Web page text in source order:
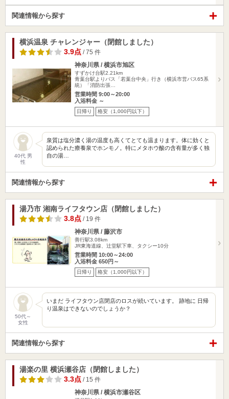
関連情報から探す
横浜温泉 チャレンジャー（閉館しました）
3.9点 / 75 件
神奈川県 / 横浜市旭区
すずかけ台駅2.21km
青葉台駅よりバス「若葉台中央」行き（横浜市営バス65系
統）「消防出張…
営業時間 9:00～20:00
入浴料金 ～
日帰り 格安（1,000円以下）
40代 男
性
泉質は塩分濃く湯の温度も高くてとても温まります。体に効くと
認められた療養泉でホンモノ。特にメタホウ酸の含有量が多く独
自の湯…
関連情報から探す
湯乃市 湘南ライフタウン店（閉館しました）
3.8点 / 19 件
神奈川県 / 藤沢市
善行駅3.08km
JR東海道線、辻堂駅下車、タクシー10分
営業時間 10:00～24:00
入浴料金 650円～
日帰り 格安（1,000円以下）
50代～
女性
いまだ ライフタウン店閉店のロスが続いています。 跡地に 日帰
り温泉はできないのでしょうか？
関連情報から探す
湯楽の里 横浜瀬谷店（閉館しました）
3.3点 / 15 件
神奈川県 / 横浜市瀬谷区